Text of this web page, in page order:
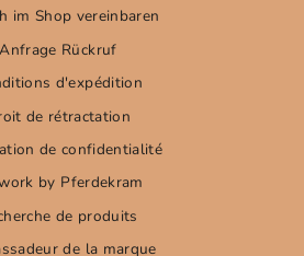
im Shop vereinbaren
Anfrage Rückruf
d'expédition
de rétractation
de confidentialité
by Pferdekram
de produits
de la marque